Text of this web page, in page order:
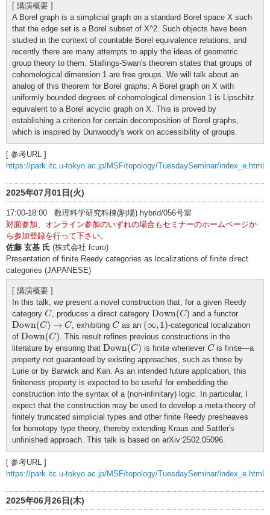
[ 講演概要 ]
A Borel graph is a simplicial graph on a standard Borel space X such
that the edge set is a Borel subset of X^2. Such objects have been
studied in the context of countable Borel equivalence relations, and
recently there are many attempts to apply the ideas of geometric
group theory to them. Stallings-Swan's theorem states that groups of
cohomological dimension 1 are free groups. We will talk about an
analog of this theorem for Borel graphs: A Borel graph on X with
uniformly bounded degrees of cohomological dimension 1 is Lipschitz
equivalent to a Borel acyclic graph on X. This is proved by
establishing a criterion for certain decomposition of Borel graphs,
which is inspired by Dunwoody's work on accessibility of groups.
[ 参考URL ]
https://park.itc.u-tokyo.ac.jp/MSF/topology/TuesdaySeminar/index_e.html
2025年07月01日(火)
17:00-18:00 数理科学研究科棟(駒場) hybrid/056号室
対面参加、オンライン参加のいずれの場合もセミナーのホームページか
ら参加登録を行って下さい。
佐藤 玄基 氏 (株式会社 fcuro)
Presentation of finite Reedy categories as localizations of finite direct
categories (JAPANESE)
[ 講演概要 ]
In this talk, we present a novel construction that, for a given Reedy
category C
C, produces a direct category Down(C)
Down (C) and a functor
Down(C) → C
Down (C)→ C , exhibiting C
Cas an (∞, 1 )
(∞ )
-categorical localization
of Down(C)
Down (C)
. This result refines previous constructions in the
literature by ensuring that Down(C)
Down (C) is finite whenever C
Cis finite—a
property not guaranteed by existing approaches, such as those by
Lurie or by Barwick and Kan. As an intended future application, this
finiteness property is expected to be useful for embedding the
construction into the syntax of a (non-infinitary) logic. In particular, I
expect that the construction may be used to develop a meta-theory of
finitely truncated simplicial types and other finite Reedy presheaves
for homotopy type theory, thereby extending Kraus and Sattler's
unfinished approach. This talk is based on arXiv:2502.05096.
[ 参考URL ]
https://park.itc.u-tokyo.ac.jp/MSF/topology/TuesdaySeminar/index_e.html
2025年06月26日(木)